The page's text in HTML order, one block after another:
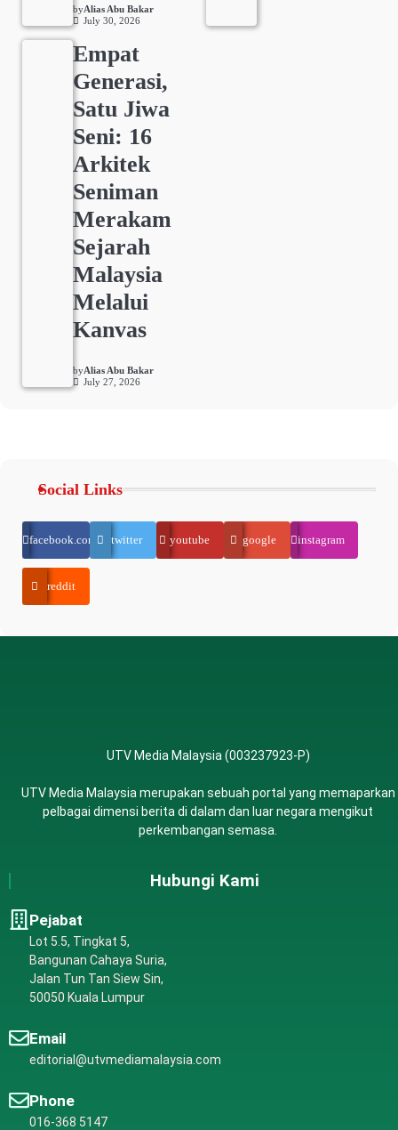
byAlias Abu Bakar
July 30, 2026
Empat
Generasi,
Satu Jiwa
Seni: 16
Arkitek
Seniman
Merakam
Sejarah
Malaysia
Melalui
Kanvas
byAlias Abu Bakar
July 27, 2026
Social Links
facebook.com twitter youtube google instagram
reddit
UTV Media Malaysia (003237923-P)
UTV Media Malaysia merupakan sebuah portal yang memaparkan
pelbagai dimensi berita di dalam dan luar negara mengikut
perkembangan semasa.
Hubungi Kami
Pejabat
Lot 5.5, Tingkat 5,
Bangunan Cahaya Suria,
Jalan Tun Tan Siew Sin,
50050 Kuala Lumpur
Email
editorial@utvmediamalaysia.com
Phone
016-368 5147